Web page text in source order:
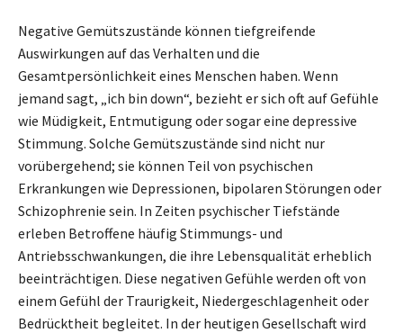
Negative Gemütszustände können tiefgreifende
Auswirkungen auf das Verhalten und die
Gesamtpersönlichkeit eines Menschen haben. Wenn
jemand sagt, „ich bin down“, bezieht er sich oft auf Gefühle
wie Müdigkeit, Entmutigung oder sogar eine depressive
Stimmung. Solche Gemütszustände sind nicht nur
vorübergehend; sie können Teil von psychischen
Erkrankungen wie Depressionen, bipolaren Störungen oder
Schizophrenie sein. In Zeiten psychischer Tiefstände
erleben Betroffene häufig Stimmungs- und
Antriebsschwankungen, die ihre Lebensqualität erheblich
beeinträchtigen. Diese negativen Gefühle werden oft von
einem Gefühl der Traurigkeit, Niedergeschlagenheit oder
Bedrücktheit begleitet. In der heutigen Gesellschaft wird